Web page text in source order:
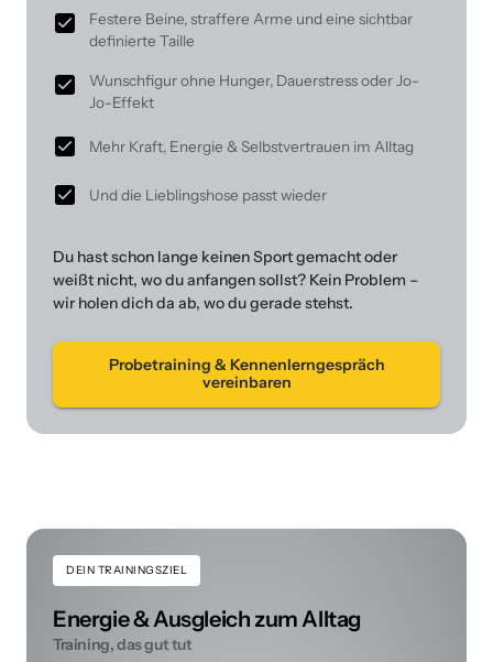
Festere Beine, straffere Arme und eine sichtbar
definierte Taille
Wunschfigur ohne Hunger, Dauerstress oder Jo-
Jo-Effekt
Mehr Kraft, Energie & Selbstvertrauen im Alltag
Und die Lieblingshose passt wieder
Du hast schon lange keinen Sport gemacht
weißt nicht, wo du anfangen sollst? Kein Problem
wir holen dich da ab, wo du gerade stehst.
Probetraining & Kennenlerngespräch
vereinbaren
DEIN TRAININGSZIEL
Energie & Ausgleich zum Alltag
Training, das gut tut